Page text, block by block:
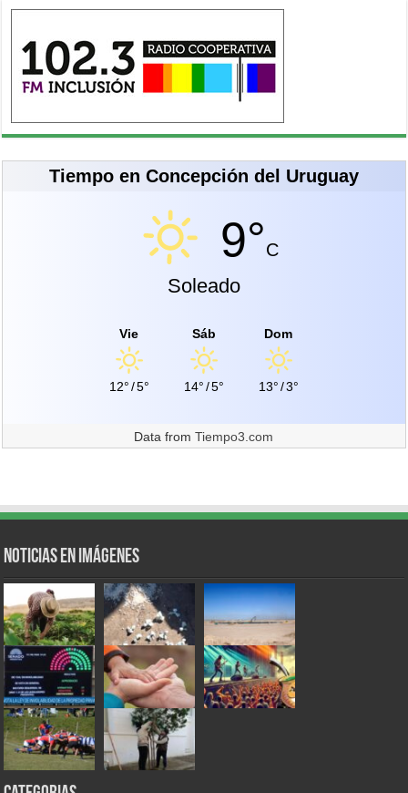
Tiempo en Concepción del Uruguay
9°C
Soleado
Vie
12°/5°
Sáb
14°/5°
Dom
13°/3°
Data fromTiempo3.com
Noticias en Imágenes